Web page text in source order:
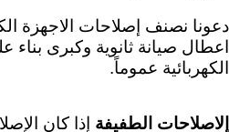
دعونا نصنف إصلاحات الاجهزة
اعطال صيانة ثانوية وكبرى
الكهربائية عموماً.
إلاصلاحات الطفيفة إذا كان